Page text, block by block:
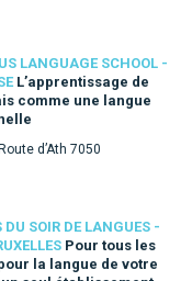
LANGUAGE SCHOOL -
L’apprentissage de
comme une langue
d’Ath 7050
DU SOIR DE LANGUES -
Pour tous les
la langue de votre